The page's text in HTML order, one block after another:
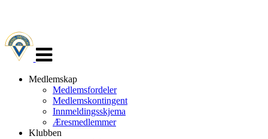
navigasjon
Medlemskap
Medlemsfordeler
Medlemskontingent
Innmeldingsskjema
Æresmedlemmer
Klubben